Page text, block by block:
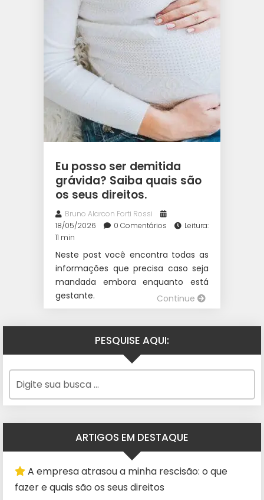
Eu posso ser demitida
grávida? Saiba quais são
os seus direitos.
Bruno Alarcon Forti Rossi
18/05/2026
0 Comentários
Leitura:
11 min
Neste post você encontra todas as
informações que precisa caso seja
mandada embora enquanto está
gestante.
Continue
PESQUISE AQUI:
ARTIGOS EM DESTAQUE
A empresa atrasou a minha rescisão: o que
fazer e quais são os seus direitos